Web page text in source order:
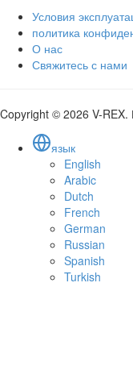
Условия
политика
О нас
Свяжитесь с нами
Copyright © 2026 V-
язык
English
Arabic
Dutch
French
German
Russian
Spanish
Turkish